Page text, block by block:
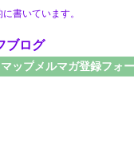
書いています。
ップメルマガ登録フォ